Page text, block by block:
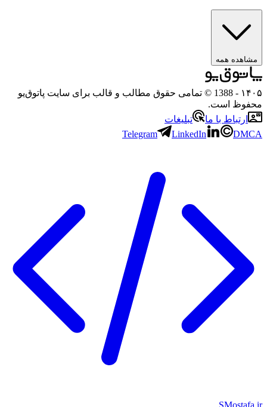
مشاهده همه
۱۴۰۵
- 1388 © تمامی حقوق مطالب و قالب برای سایت پاتوق‌یو
محفوظ است.
ارتباط با ما
تبلیغات
Telegram
LinkedIn DMCA
SMostafa.ir